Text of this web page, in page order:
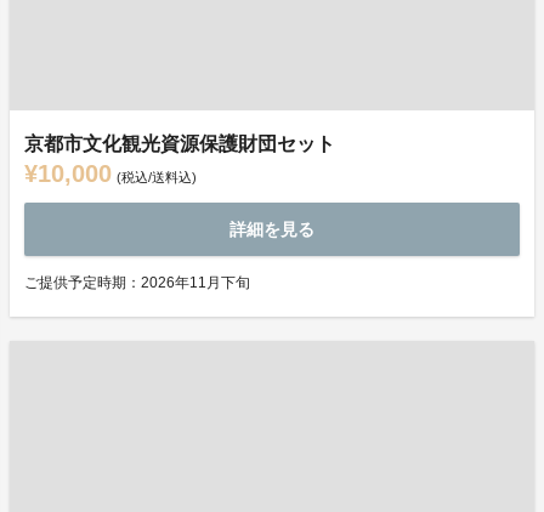
京都市文化観光資源保護財団セット
¥10,000 (税込/送料込)
詳細を見る
ご提供予定時期：2026年11月下旬